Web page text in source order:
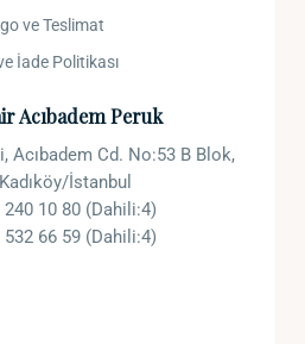
ve Teslimat
İade Politikası
Acıbadem Peruk
Acıbadem Cd. No:53 B Blok,
İstanbul
10 80 (Dahili:4)
66 59 (Dahili:4)